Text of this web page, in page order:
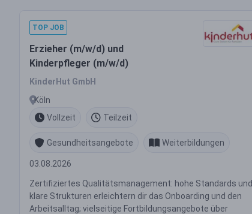
TOP JOB
Erzieher (m/w/d) und
Kinderpfleger (m/w/d)
KinderHut GmbH
Köln
Vollzeit
Teilzeit
Gesundheitsangebote Weiterbildungen
03.08.2026
Zertifiziertes Qualitätsmanagement: hohe Standards und
klare Strukturen erleichtern dir das Onboarding und den
Arbeitsalltag; vielseitige Fortbildungsangebote über